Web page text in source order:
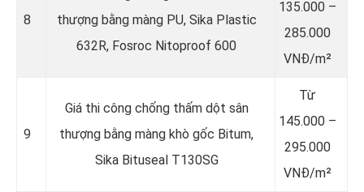
8
thượng bằng màng PU, Sika Plastic
632R, Fosroc Nitoproof 600
135.000 –
285.000
VNĐ/m²
9
Giá thi công chống thấm dột sân
thượng bằng màng khò gốc Bitum,
Sika Bituseal T130SG
Từ
145.000 –
295.000
VNĐ/m²